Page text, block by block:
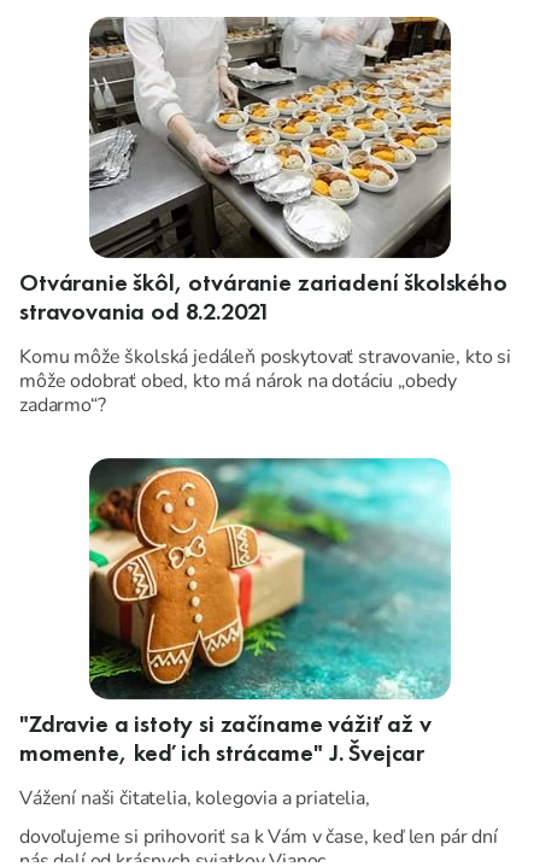
Otváranie škôl, otváranie zariadení školského
stravovania od 8.2.2021
Komu môže školská jedáleň poskytovať stravovanie, kto si
môže odobrať obed, kto má nárok na dotáciu „obedy
zadarmo“?
"Zdravie a istoty si začíname vážiť až v
momente, keď ich strácame" J. Švejcar
Vážení naši čitatelia, kolegovia a priatelia,
dovoľujeme si prihovoriť sa k Vám v čase, keď len pár dní
nás delí od krásnych sviatkov Vianoc.